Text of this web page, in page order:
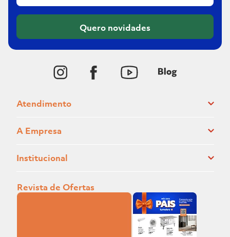
Quero novidades
Atendimento
A Empresa
Institucional
Revista de Ofertas